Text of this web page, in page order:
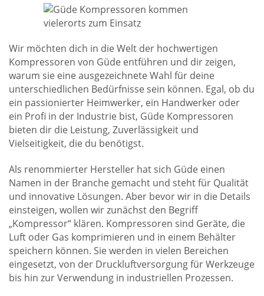
Wir möchten dich in die Welt der hochwertigen
Kompressoren von Güde entführen und dir zeigen,
warum sie eine ausgezeichnete Wahl für deine
unterschiedlichen Bedürfnisse sein können. Egal, ob du
ein passionierter Heimwerker, ein Handwerker oder
ein Profi in der Industrie bist, Güde Kompressoren
bieten dir die Leistung, Zuverlässigkeit und
Vielseitigkeit, die du benötigst.
Als renommierter Hersteller hat sich Güde einen
Namen in der Branche gemacht und steht für Qualität
und innovative Lösungen. Aber bevor wir in die Details
einsteigen, wollen wir zunächst den Begriff
„Kompressor“ klären. Kompressoren sind Geräte, die
Luft oder Gas komprimieren und in einem Behälter
speichern können. Sie werden in vielen Bereichen
eingesetzt, von der Druckluftversorgung für Werkzeuge
bis hin zur Verwendung in industriellen Prozessen.